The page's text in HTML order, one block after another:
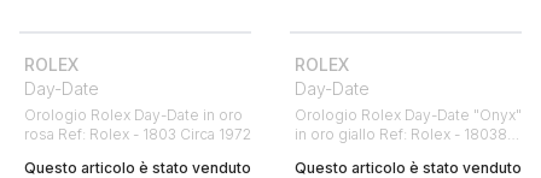
ROLEX
Day-Date
Orologio Rolex Day-Date in oro
rosa Ref: Rolex - 1803 Circa 1972
Questo articolo è stato venduto
ROLEX
Day-Date
Orologio Rolex Day-Date "Onyx"
in oro giallo Ref: Rolex - 18038
Questo articolo è stato venduto